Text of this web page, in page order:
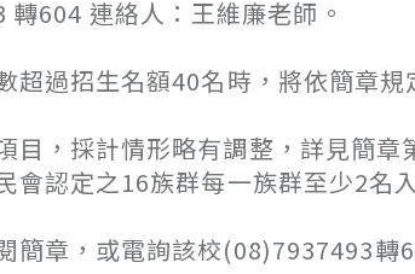
連絡人：王維廉老師。
過招生名額40名時，將依簡章規
，採計情形略有調整，詳見簡章
認定之16族群每一族群至少2名
章，或電詢該校(08)7937493轉